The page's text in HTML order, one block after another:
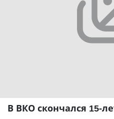
В ВКО скончался 15-